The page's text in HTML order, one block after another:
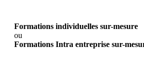
Formations individuelles sur-mesure
ou
Formations Intra entreprise sur-